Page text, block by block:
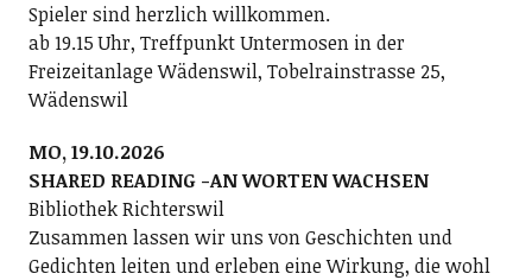
Spieler sind herzlich willkommen.
ab 19.15 Uhr, Treffpunkt Untermosen in der
Freizeitanlage Wädenswil, Tobelrainstrasse 25,
Wädenswil
MO, 19.10.2026
SHARED READING -AN WORTEN WACHSEN
Bibliothek Richterswil
Zusammen lassen wir uns von Geschichten und
Gedichten leiten und erleben eine Wirkung, die wohl